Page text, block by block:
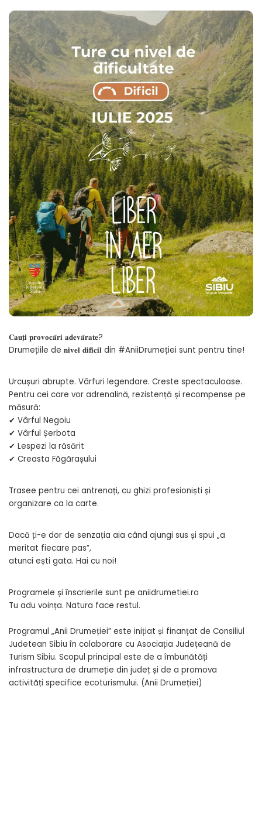
𝐂𝐚𝐮𝐭̦𝐢 𝐩𝐫𝐨𝐯𝐨𝐜𝐚̆𝐫𝐢 𝐚𝐝𝐞𝐯𝐚̆𝐫𝐚𝐭𝐞?
Drumețiile de 𝐧𝐢𝐯𝐞𝐥 𝐝𝐢𝐟𝐢𝐜𝐢𝐥 din #AniiDrumeției sunt pentru tine!
Urcușuri abrupte. Vârfuri legendare. Creste spectaculoase.
Pentru cei care vor adrenalină, rezistență și recompense pe
măsură:
✔ Vârful Negoiu
✔ Vârful Șerbota
✔ Lespezi la răsărit
✔ Creasta Făgărașului
Trasee pentru cei antrenați, cu ghizi profesioniști și
organizare ca la carte.
Dacă ți-e dor de senzația aia când ajungi sus și spui „a
meritat fiecare pas”,
atunci ești gata. Hai cu noi!
Programele și înscrierile sunt pe aniidrumetiei.ro
Tu adu voința. Natura face restul.
Programul „Anii Drumeției” este inițiat și finanțat de Consiliul
Judetean Sibiu în colaborare cu Asociația Județeană de
Turism Sibiu. Scopul principal este de a îmbunătăți
infrastructura de drumeție din județ și de a promova
activități specifice ecoturismului. (Anii Drumeției)